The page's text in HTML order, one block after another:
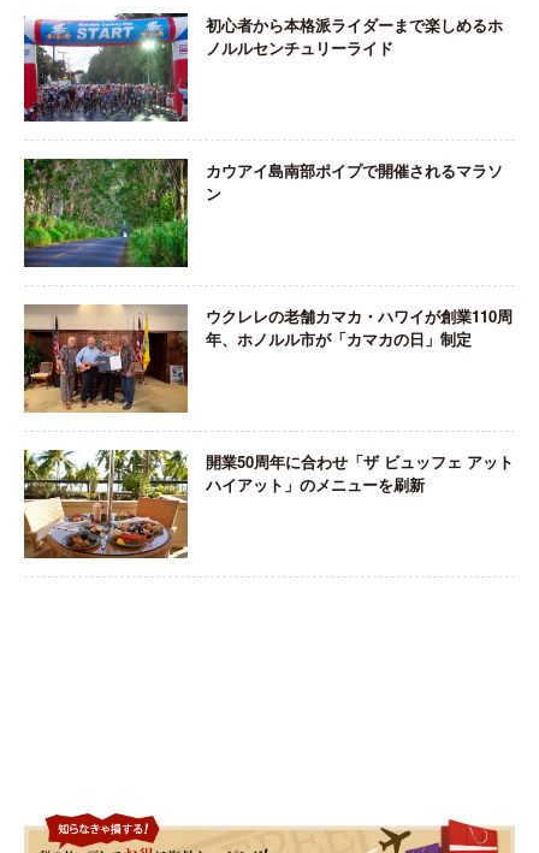
初心者から本格派ライダーまで楽しめるホ
ノルルセンチュリーライド
カウアイ島南部ポイプで開催されるマラソ
ン
ウクレレの老舗カマカ・ハワイが創業110周
年、ホノルル市が「カマカの日」制定
開業50周年に合わせ「ザ ビュッフェ アット
ハイアット」のメニューを刷新